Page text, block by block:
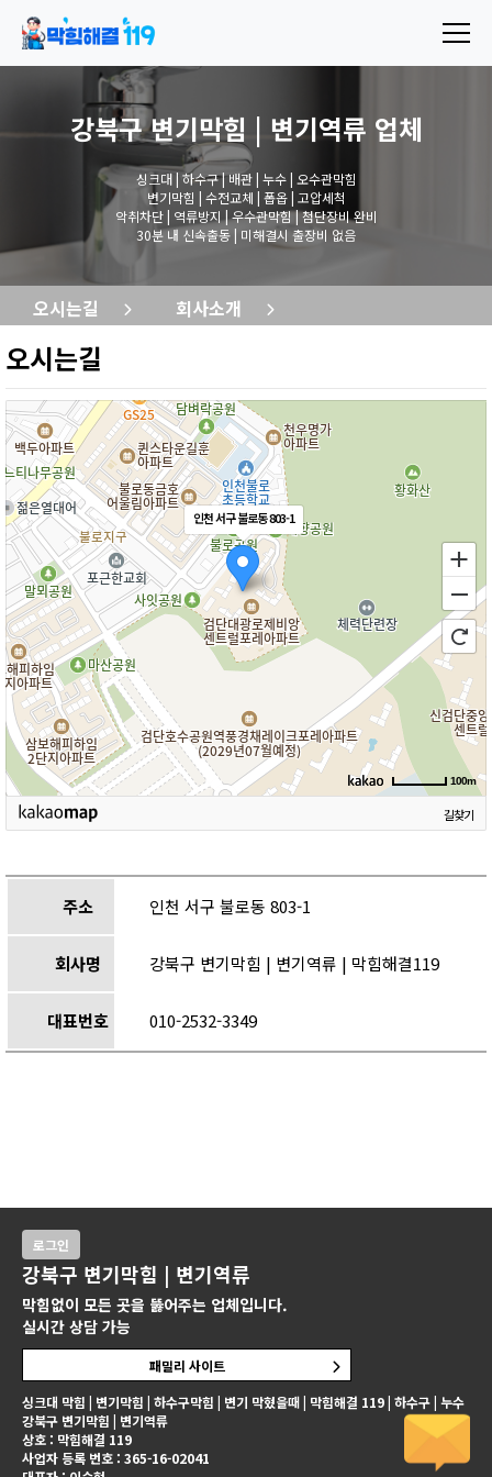
강북구 변기막힘 | 변기역류 업체
싱크대 | 하수구 | 배관 | 누수 | 오수관막힘
변기막힘 | 수전교체 | 폽옵 | 고압세척
악취차단 | 역류방지 | 우수관막힘 | 첨단장비 완비
30분 내 신속출동 | 미해결시 출장비 없음
오시는길 회사소개
오시는길
인천 서구 불로동 803-1
100m
길찾기
주소 인천 서구 불로동 803-1
회사명 강북구 변기막힘 | 변기역류 | 막힘해결119
대표번호 010-2532-3349
싱크대 막힘 | 변기막힘 | 하수구막힘 | 변기 막혔을때 | 막힘해결 119 | 하수구 | 누수
강북구 변기막힘 | 변기역류
상호 : 막힘해결 119
사업자 등록 번호 : 365-16-02041
로그인
강북구 변기막힘 | 변기역류
막힘없이 모든 곳을 뚫어주는 업체입니다.
실시간 상담 가능
패밀리 사이트